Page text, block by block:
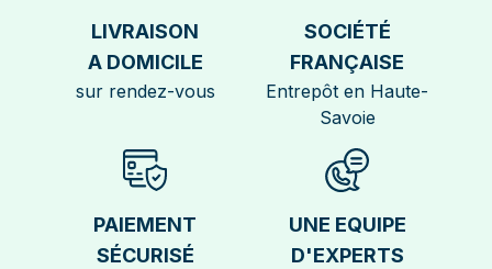
LIVRAISON
A DOMICILE
sur rendez-vous
SOCIÉTÉ
FRANÇAISE
Entrepôt en Haute-
Savoie
PAIEMENT
SÉCURISÉ
UNE EQUIPE
D'EXPERTS